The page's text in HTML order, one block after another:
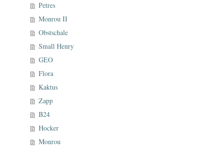
Petres
Monrou II
Obstschale
Small Henry
GEO
Flora
Kaktus
Zapp
B24
Hocker
Monrou